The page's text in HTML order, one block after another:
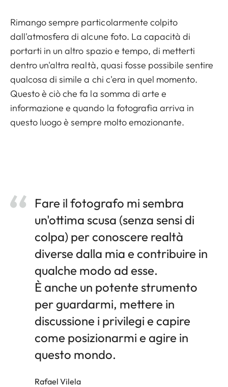
Rimango sempre particolarmente colpito
dall'atmosfera di alcune foto. La capacità di
portarti in un altro spazio e tempo, di metterti
dentro un'altra realtà, quasi fosse possibile sentire
qualcosa di simile a chi c'era in quel momento.
Questo è ciò che fa la somma di arte e
informazione e quando la fotografia arriva in
questo luogo è sempre molto emozionante.
Fare il fotografo mi sembra
un'ottima scusa (senza sensi di
colpa) per conoscere realtà
diverse dalla mia e contribuire in
qualche modo ad esse.
È anche un potente strumento
per guardarmi, mettere in
discussione i privilegi e capire
come posizionarmi e agire in
questo mondo.
Rafael Vilela